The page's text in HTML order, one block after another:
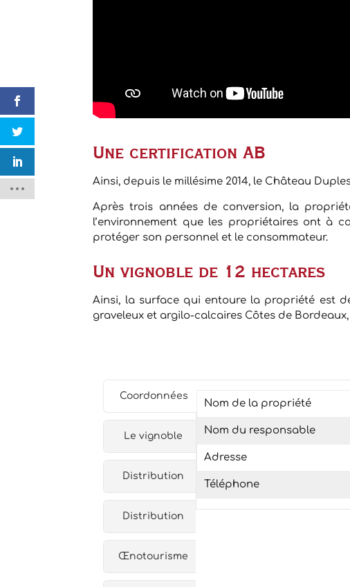
Une certification AB
Ainsi, depuis le millésime 2014, le Château
Après trois années de conversion, la
l’environnement que les propriétaires ont à
protéger son personnel et le consommateur.
Un vignoble de 12 hectares
Ainsi, la surface qui entoure la propriété est
graveleux et argilo-calcaires Côtes de
Coordonnées
Le vignoble
Distribution
Distribution
Œnotourisme
Nom de la propriété
Nom du responsable
Adresse
Téléphone